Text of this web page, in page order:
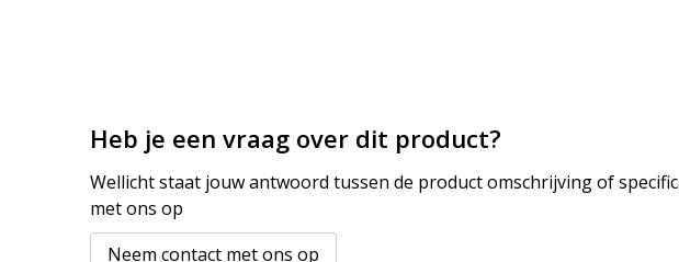
Heb je een vraag over dit product?
Wellicht staat jouw antwoord tussen de product omschrijving of
met ons op
Neem contact met ons op